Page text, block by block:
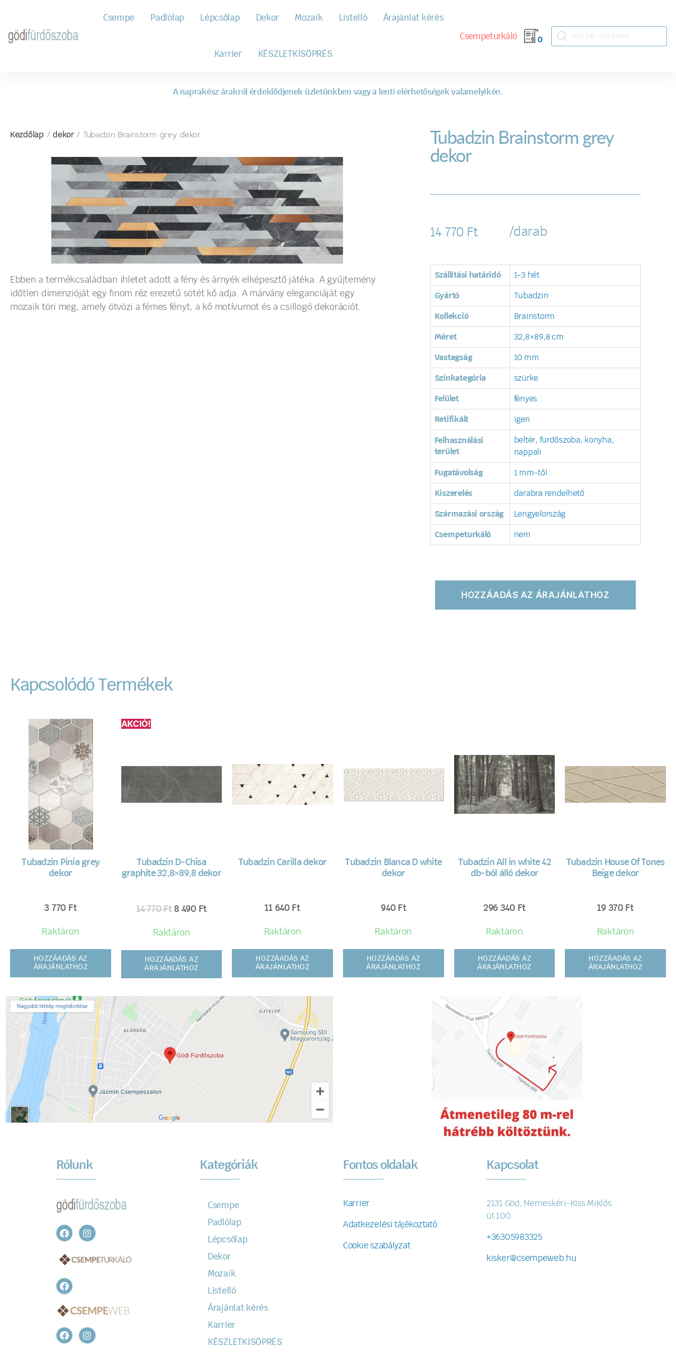
Csempe Padlólap Lépcsőlap Dekor Mozaik Listelló Árajánlat kérés
Karrier KÉSZLETKISÖPRÉS
Csempeturkáló 0
A naprakész árakról érdeklődjenek üzletünkben vagy a lenti elérhetőségek valamelyikén.
Kezdőlap /dekor/ Tubadzin Brainstorm grey dekor
Ebben a termékcsaládban ihletet adott a fény és árnyék elképesztő játéka. A gyűjtemény
időtlen dimenzióját egy finom réz erezetű sötét kő adja. A márvány eleganciáját egy
mozaik töri meg, amely ötvözi a fémes fényt, a kő motívumot és a csillogó dekorációt.
Tubadzin Brainstorm grey
dekor
14 770 Ft /darab
Szállítási határidó 1-3 hét
Gyártó Tubadzin
Kollekció Brainstorm
Méret 32,8×89,8 cm
Vastagság 10 mm
Színkategória szürke
Felület fényes
Retifikált igen
Felhasználási
terület
beltér, fürdőszoba, konyha,
nappali
Fugatávolság 1 mm-től
Kiszerelés darabra rendelhető
Származási ország Lengyelország
Csempeturkáló nem
HOZZÁADÁS AZ ÁRAJÁNLATHOZ
Kapcsolódó Termékek
Tubadzin Pinia grey
dekor
3 770 Ft
Raktáron
HOZZÁADÁS AZ
ÁRAJÁNLATHOZ
AKCIÓ!
Tubadzin D-Chisa
graphite 32,8×89,8 dekor
14 770Ft 8 490 Ft
Raktáron
HOZZÁADÁS AZ
ÁRAJÁNLATHOZ
Tubadzin Carilla dekor
11 640 Ft
Raktáron
HOZZÁADÁS AZ
ÁRAJÁNLATHOZ
Tubadzin Blanca D white
dekor
940 Ft
Raktáron
HOZZÁADÁS AZ
ÁRAJÁNLATHOZ
Tubadzin All in white 42
db-ból álló dekor
296 340 Ft
Raktáron
HOZZÁADÁS AZ
ÁRAJÁNLATHOZ
Tubadzin House Of Tones
Beige dekor
19 370 Ft
Raktáron
HOZZÁADÁS AZ
ÁRAJÁNLATHOZ
Rólunk Kategóriák
Csempe
Padlólap
Lépcsőlap
Dekor
Mozaik
Listelló
Árajánlat kérés
Karrier
KÉSZLETKISÖPRÉS
Fontos oldalak
Karrier
Adatkezelési tájékoztató
Cookie szabályzat
Kapcsolat
2131 Göd, Nemeskéri-Kiss Miklós
út 100.
+36305983325
kisker@csempeweb.hu